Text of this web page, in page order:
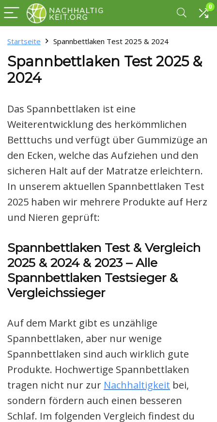
0
Startseite Spannbettlaken Test 2025 & 2024
Spannbettlaken Test 2025 &
2024
Das Spannbettlaken ist eine
Weiterentwicklung des herkömmlichen
Betttuchs und verfügt über Gummizüge an
den Ecken, welche das Aufziehen und den
sicheren Halt auf der Matratze erleichtern.
In unserem aktuellen Spannbettlaken Test
2025 haben wir mehrere Produkte auf Herz
und Nieren geprüft:
Spannbettlaken Test & Vergleich
2025 & 2024 & 2023 – Alle
Spannbettlaken Testsieger &
Vergleichssieger
Auf dem Markt gibt es unzählige
Spannbettlaken, aber nur wenige
Spannbettlaken sind auch wirklich gute
Produkte. Hochwertige Spannbettlaken
tragen nicht nur zur Nachhaltigkeit bei,
sondern fördern auch einen besseren
Schlaf. Im folgenden Vergleich findest du